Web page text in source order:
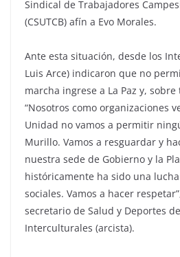
Sindical de Trabajadores
(CSUTCB) afín a Evo Morales.
Ante esta situación, desde los
Luis Arce) indicaron que no
marcha ingrese a La Paz y,
“Nosotros como organizaciones
Unidad no vamos a permitir
Murillo. Vamos a resguardar y
nuestra sede de Gobierno y la
históricamente ha sido una
sociales. Vamos a hacer
secretario de Salud y Deportes
Interculturales (arcista).